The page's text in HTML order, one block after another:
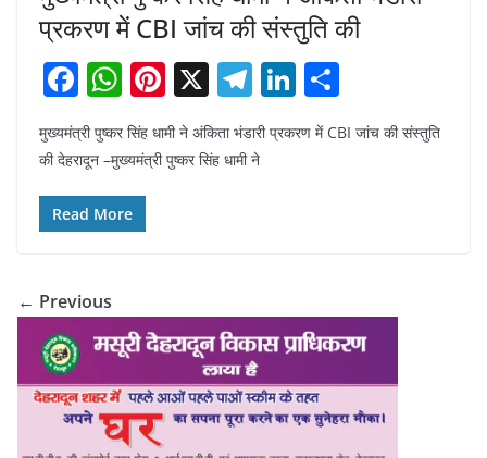
प्रकरण में CBI जांच की संस्तुति की
F
a
c
e
b
o
k
W
h
at
s
A
Pi
nt
er
e
X T
el
e
Li
n
k ar
मुख्यमंत्री पुष्कर सिंह धामी ने अंकिता भंडारी प्रकरण में CBI जांच की संस्तुति
की देहरादून –मुख्यमंत्री पुष्कर सिंह धामी ने
Read More
← Previous